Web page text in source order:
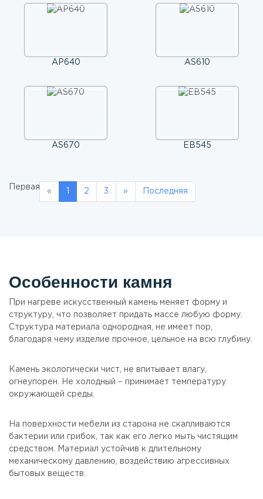
AP640 AS610
AS670 EB545
Первая
« Previous2 3 » Последняя
Особенности камня
При нагреве искусственный камень меняет форму и
структуру, что позволяет придать массе любую форму.
Структура материала однородная, не имеет пор,
благодаря чему изделие прочное, цельное на всю глубину.
Камень экологически чист, не впитывает влагу,
огнеупорен. Не холодный – принимает температуру
окружающей среды.
На поверхности мебели из старона не скапливаются
бактерии или грибок, так как его легко мыть чистящим
средством. Материал устойчив к длительному
механическому давлению, воздействию агрессивных
бытовых веществ.